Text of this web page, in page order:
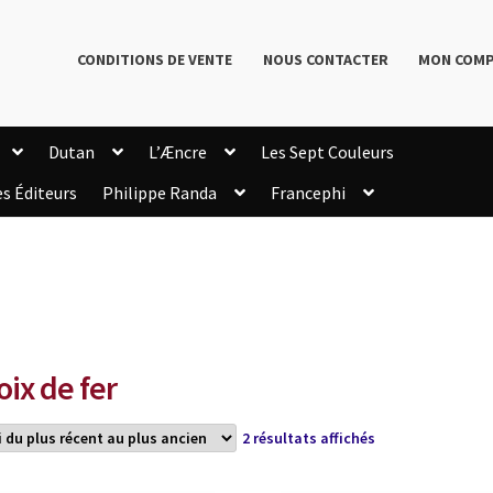
CONDITIONS DE VENTE NOUS CONTACTER MON
Dutan L’Æncre
Les Sept Couleurs
Éditeurs Philippe Randa
Francephi
de fer
2 résultats affichésTrié